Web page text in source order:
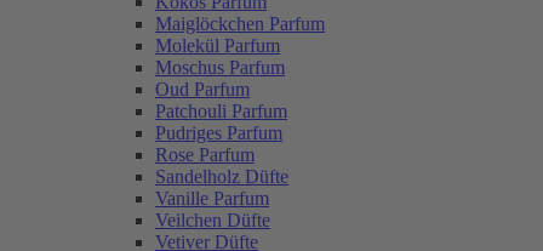
Maiglöckchen Parfum
Molekül Parfum
Moschus Parfum
Oud Parfum
Patchouli Parfum
Pudriges Parfum
Rose Parfum
Sandelholz Düfte
Vanille Parfum
Veilchen Düfte
Vetiver Düfte